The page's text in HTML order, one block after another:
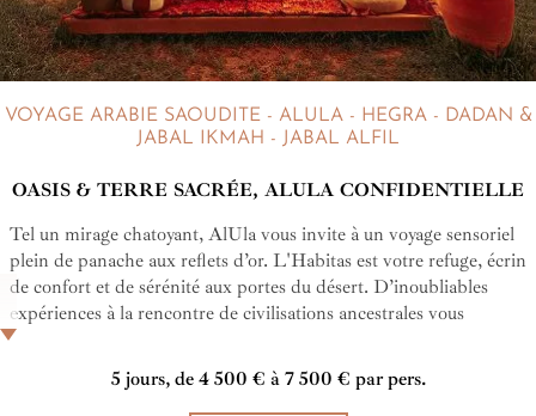
VOYAGE ARABIE SAOUDITE - ALULA - HEGRA - DADAN &
JABAL IKMAH - JABAL ALFIL
OASIS & TERRE SACRÉE, ALULA CONFIDENTIELLE
Tel un mirage chatoyant, AlUla vous invite à un voyage sensoriel
plein de panache aux reflets d’or. L'Habitas est votre refuge, écrin
de confort et de sérénité aux portes du désert. D’inoubliables
expériences à la rencontre de civilisations ancestrales vous
mettent au centre des confins de l'Arabie saoudite.
5 jours, de 4 500 € à 7 500 € par pers.